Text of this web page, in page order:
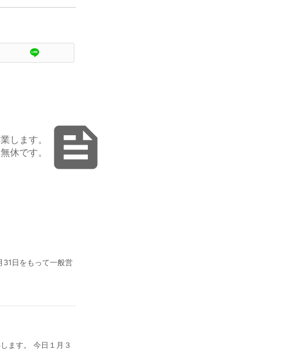

します。
無休です。
日をもって一般営
ます。 今日１月３